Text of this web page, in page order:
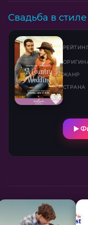
Свадьба в
ЖАНР
СТРАНА